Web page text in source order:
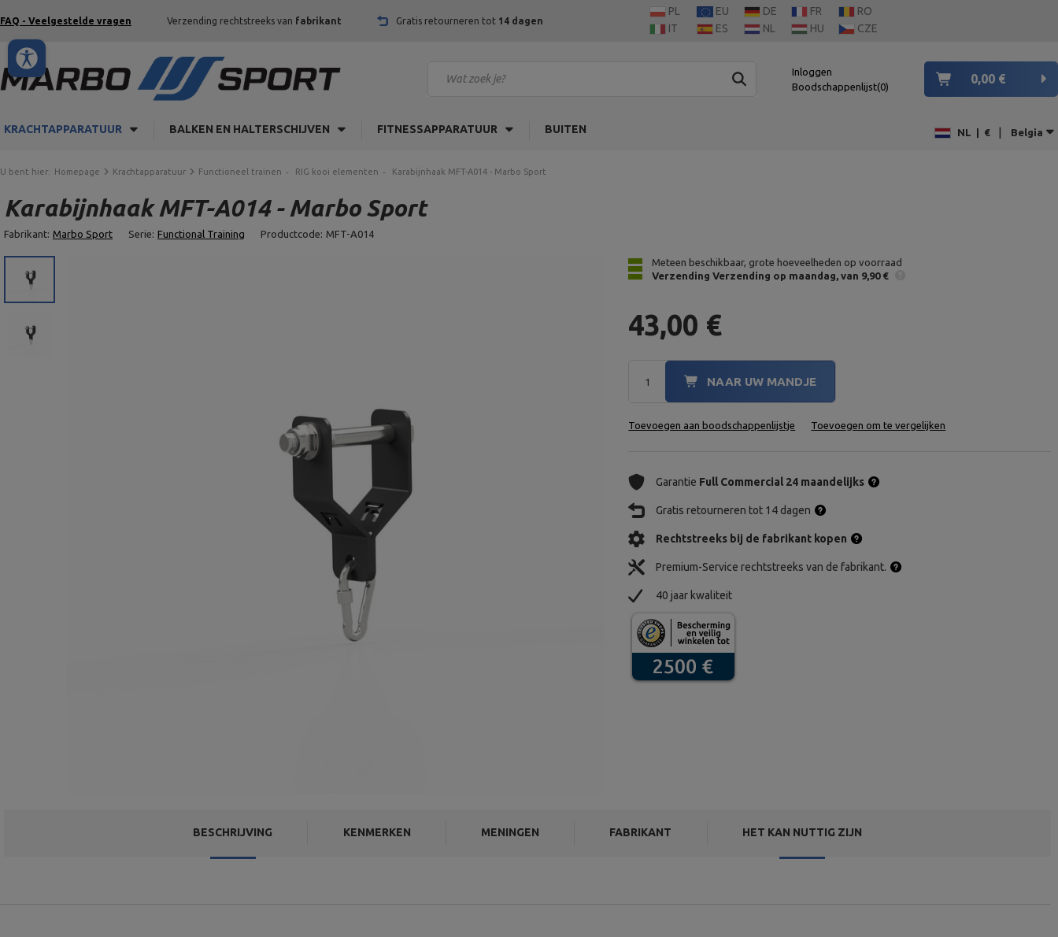
FAQ - Veelgestelde vragen Verzending rechtstreeks van fabrikant Gratis retourneren tot 14 dagen
PL EU DE FR
RO
IT
ES NL HU CZE
Inloggen
Boodschappenlijst 0
0,00 €
KRACHTAPPARATUUR BALKEN EN HALTERSCHIJVEN FITNESSAPPARATUUR BUITEN NL € | Belgia
U bent hier: Homepage Krachtapparatuur Functioneel trainen RIG kooi elementen Karabijnhaak MFT-A014 - Marbo Sport
Karabijnhaak MFT-A014 - Marbo Sport
Fabrikant: Marbo Sport Serie: Functional Training Productcode: MFT-A014
Meteen beschikbaar, grote hoeveelheden op voorraad
Verzending Verzending op maandag van 9,90 €
43,00 €
NAAR UW MANDJE
Toevoegen aan boodschappenlijstje Toevoegen om te vergelijken
Garantie Full Commercial 24 maandelijks
Gratis retourneren tot 14 dagen
Rechtstreeks bij de fabrikant kopen
Premium-Service rechtstreeks van de fabrikant.
40 jaar kwaliteit
BESCHRIJVING KENMERKEN MENINGEN FABRIKANT HET KAN NUTTIG ZIJN